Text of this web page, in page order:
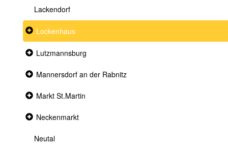
Lackendorf
Collapsed
section
Lockenhaus
Collapsed
Lutzmannsburg
Collapsed
Mannersdorf an der Rabnitz
Collapsed
Markt St.Martin
Collapsed
Neckenmarkt
Neutal